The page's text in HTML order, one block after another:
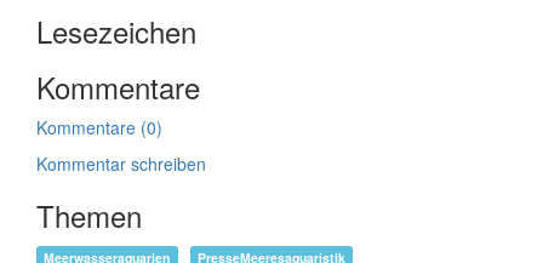
Lesezeichen
Kommentare
Kommentare (0)
Kommentar schreiben
Themen
Meerwasseraquarien PresseMeeresaquaristik